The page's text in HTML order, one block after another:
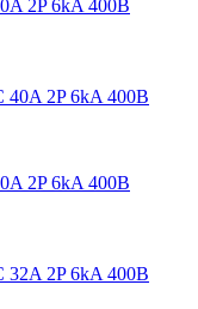
2P 6kA 400В
2P 6kA 400В